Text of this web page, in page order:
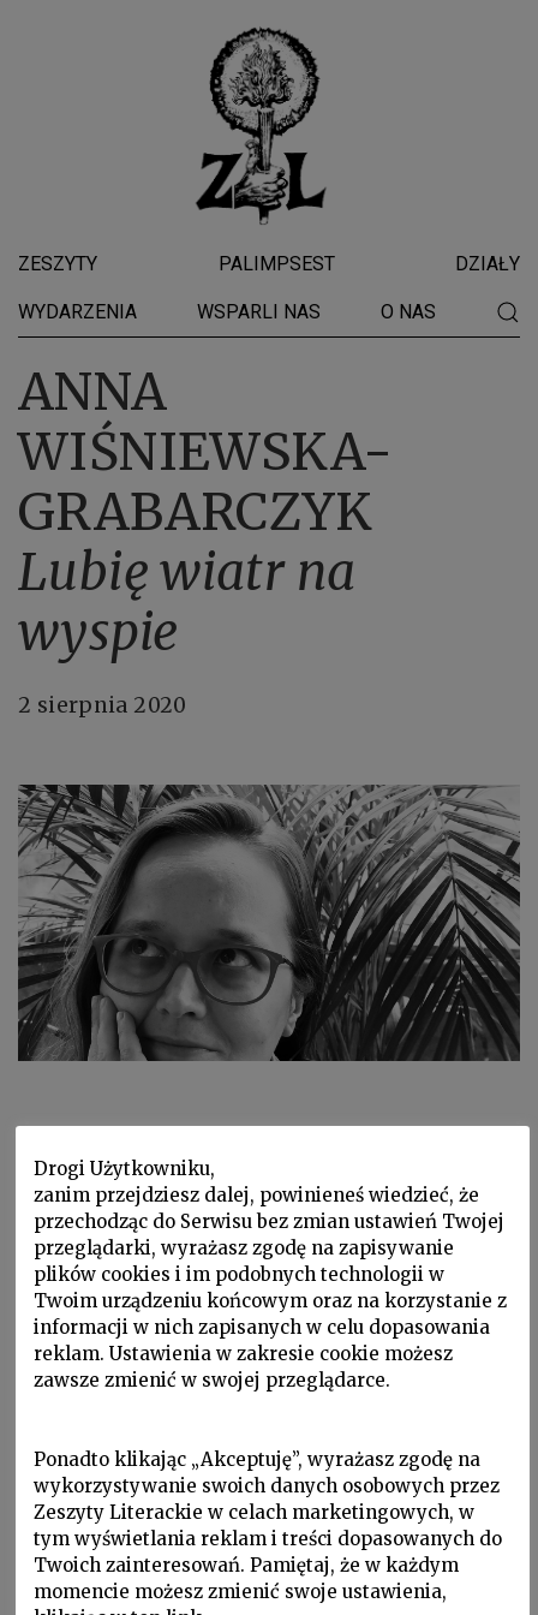
ZESZYTY PALIMPSEST DZIAŁY
WYDARZENIA WSPARLI NAS O NAS
ANNA
WIŚNIEWSKA-
GRABARCZYK
Lubię wiatr na
wyspie
2 sierpnia 2020
Lubię wiatr na wyspie
lubię wiatr na wyspie i pisarkę Wiolettę
Greg
która mogłaby ten wiatr opisać
ale w nocy opuściła wyspę Wight
drobinkami piachu spod
bloku i pastwiska,
ten szary, unoszący liście z chodnika,
ten niewidzialny, dający po pysku z
Drogi Użytkowniku,
zanim przejdziesz dalej, powinieneś wiedzieć, że
przechodząc do Serwisu bez zmian ustawień Twojej
przeglądarki, wyrażasz zgodę na zapisywanie
plików cookies i im podobnych technologii w
Twoim urządzeniu końcowym oraz na korzystanie z
informacji w nich zapisanych w celu dopasowania
reklam. Ustawienia w zakresie cookie możesz
zawsze zmienić w swojej przeglądarce.
Ponadto klikając „Akceptuję”, wyrażasz zgodę na
wykorzystywanie swoich danych osobowych przez
Zeszyty Literackie w celach marketingowych, w
tym wyświetlania reklam i treści dopasowanych do
Twoich zainteresowań. Pamiętaj, że w każdym
momencie możesz zmienić swoje ustawienia,